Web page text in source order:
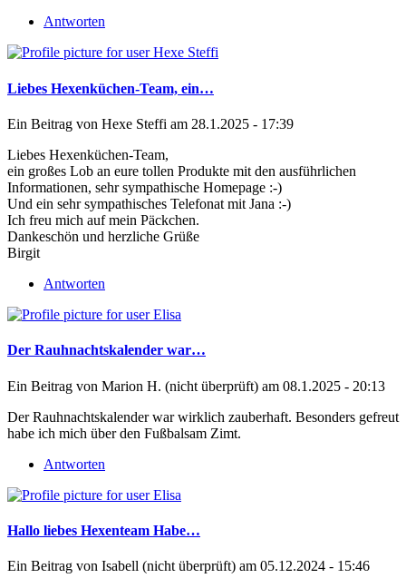
Antworten
Liebes Hexenküchen-Team, ein…
Ein Beitrag von Hexe Steffi am 28.1.2025 - 17:39
Liebes Hexenküchen-Team,
ein großes Lob an eure tollen Produkte mit den ausführlichen
Informationen, sehr sympathische Homepage :-)
Und ein sehr sympathisches Telefonat mit Jana :-)
Ich freu mich auf mein Päckchen.
Dankeschön und herzliche Grüße
Birgit
Antworten
Der Rauhnachtskalender war…
Ein Beitrag von Marion H. (nicht überprüft) am 08.1.2025 - 20:13
Der Rauhnachtskalender war wirklich zauberhaft. Besonders gefreut
habe ich mich über den Fußbalsam Zimt.
Antworten
Hallo liebes Hexenteam Habe…
Ein Beitrag von Isabell (nicht überprüft) am 05.12.2024 - 15:46